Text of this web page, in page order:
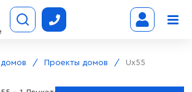
Проекты домов Ux55